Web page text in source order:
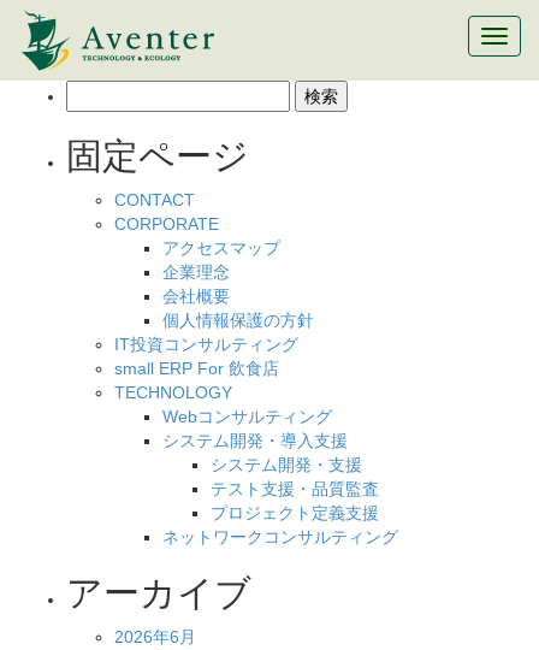
メ
ニ
ュ
索:
固定ページ
CONTACT
CORPORATE
アクセスマップ
企業理念
会社概要
個人情報保護の方針
IT投資コンサルティング
small ERP For 飲食店
TECHNOLOGY
Webコンサルティング
システム開発・導入支援
システム開発・支援
テスト支援・品質監査
プロジェクト定義支援
ネットワークコンサルティング
アーカイブ
2026年6月